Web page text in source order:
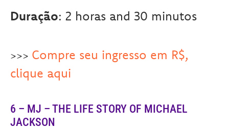
Duração: 2 horas and 30 minutos
>>> Compre seu ingresso em R$,
clique aqui
6 – MJ – THE LIFE STORY OF MICHAEL
JACKSON